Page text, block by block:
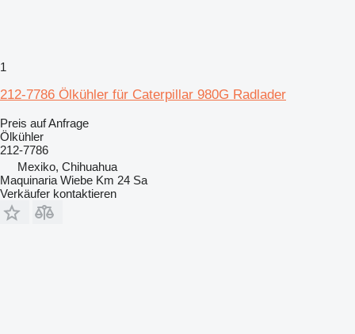
1
212-7786 Ölkühler für Caterpillar 980G Radlader
Preis auf Anfrage
Ölkühler
212-7786
Mexiko, Chihuahua
Maquinaria Wiebe Km 24 Sa
Verkäufer kontaktieren